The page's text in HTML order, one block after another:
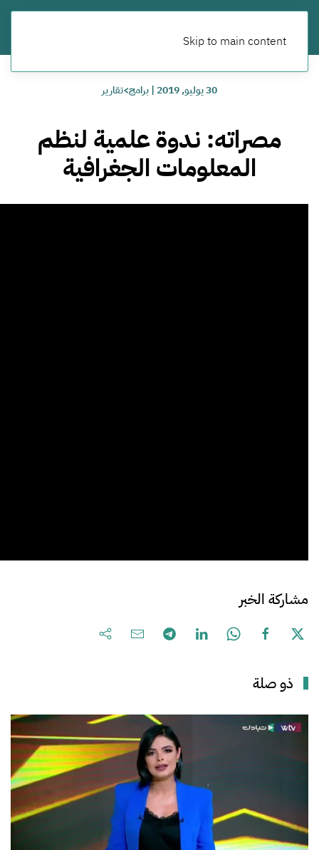
Skip to main content
30 يوليو, 2019 |برامج>تقارير
مصراته: ندوة علمية لنظم
المعلومات الجغرافية
مشاركة الخبر
ذو صلة